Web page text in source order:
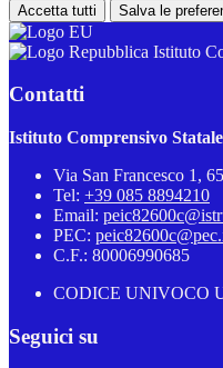
Accetta tutti Salva le
Istituto
Contatti
Istituto Comprensivo
Via San Francesco 1,
Tel: +39 085 8894210
Email:
PEC:
C.F.: 80006990685
CODICE UNIVOCO
Seguici su